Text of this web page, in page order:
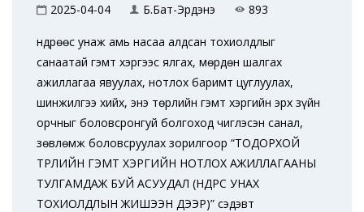
2025-04-04 Б.Бат-Эрдэнэ 893
Өндрөөс унаж амь насаа алдсан тохиолдлыг
санаатай гэмт хэргээс ялгах, мөрдөн шалгах
ажиллагаа явуулах, нотлох баримт цуглуулах,
шинжилгээ хийх, энэ төрлийн гэмт хэргийн эрх зүйн
орчныг боловсронгуй болгоход чиглэсэн санал,
зөвлөмж боловсруулах зорилгоор “ТОДОРХОЙ
ТӨРЛИЙН ГЭМТ ХЭРГИЙН НОТЛОХ АЖИЛЛАГААНЫ
ТУЛГАМДАЖ БУЙ АСУУДАЛ (ӨНДРӨӨС УНАХ
ТОХИОЛДЛЫН ЖИШЭЭН ДЭЭР)” сэдэвт